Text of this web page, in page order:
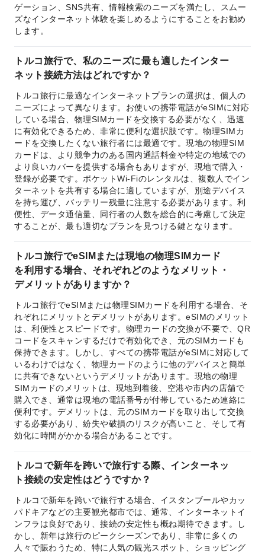
ゲーション、SNS共有、情報検索のニーズを満たし、スムー
ズなインターネット体験を楽しめるようにすることをお勧め
します。
トルコ旅行で、私のニーズに最も適したインター
ネット接続方法はどれですか？
トルコ旅行に最適なインターネットプランの選択は、個人の
ニーズによって異なります。お使いの携帯電話がeSIMに対応
している場合、物理SIMカードを交換する必要がなく、迅速
に有効化できるため、非常に便利な選択肢です。物理SIMカ
ードを交換したくない旅行者には最適です。現地の物理SIM
カードは、より競争力のある国内通話料金や特定の地域での
より良いカバーを提供する場合もありますが、現地で購入・
登録が必要です。ポケットWi-Fiのレンタルは、複数人でイン
ターネットを共有する場合に適していますが、別途デバイス
を持ち運び、バッテリー残量に注意する必要があります。利
便性、データ通信量、同行者の人数を総合的に考慮して決定
することが、最も適切なプランを見つける鍵となります。
トルコ旅行でeSIMまたは現地の物理SIMカード
を利用する場合、それぞれどのようなメリット・
デメリットがありますか？
トルコ旅行でeSIMまたは物理SIMカードを利用する場合、そ
れぞれにメリットとデメリットがあります。eSIMのメリット
は、利便性とスピードです。物理カードの交換が不要で、QR
コードをスキャンするだけで有効化でき、元のSIMカードも
保持できます。しかし、すべての携帯電話がeSIMに対応して
いるわけではなく、物理カードのように他のデバイスと簡単
に共有できないというデメリットがあります。現地の物理
SIMカードのメリットは、現地到着後、空港や市内の店舗で
購入でき、通常は現地の電話番号が付帯しているため連絡に
便利です。デメリットは、元のSIMカードを取り出して交換
する必要があり、紛失や破損のリスクが高いこと、そして有
効化に時間がかかる場合があることです。
トルコで新年を跨いで旅行する際、インターネッ
ト接続の安定性はどうですか？
トルコで新年を跨いで旅行する場合、イスタンブールやカッ
パドキアなどの主要観光都市では、通常、インターネットイ
ンフラは良好であり、接続の安定性も概ね期待できます。し
かし、新年は旅行のピークシーズンであり、非常に多くの
人々で賑わうため、特に人気の観光スポット、ショッピング